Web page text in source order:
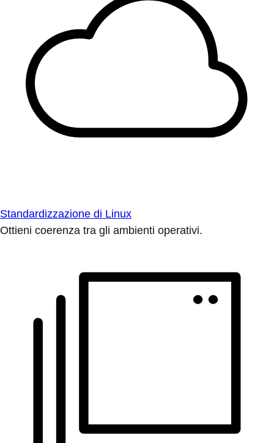
Standardizzazione di Linux
Ottieni coerenza tra gli ambienti operativi.